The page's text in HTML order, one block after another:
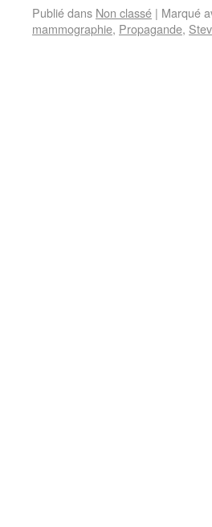
Publié dans Non classé | Marqué
mammographie, Propagande,